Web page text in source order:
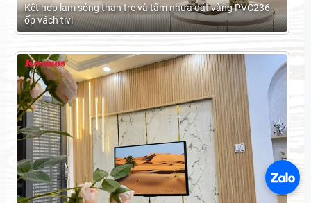
Kết hợp lam sóng than tre và tấm nhựa dát vàng PVC236
ốp vách tivi